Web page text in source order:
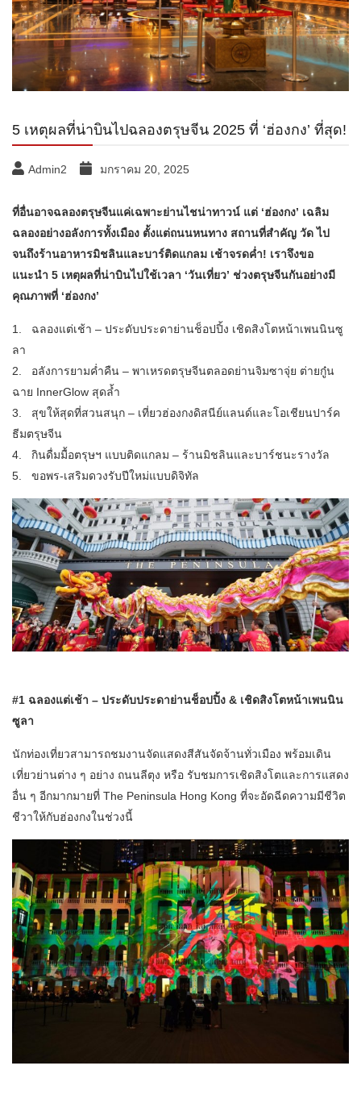
5 เหตุผลที่น่าบินไปฉลองตรุษจีน 2025 ที่ ‘ฮ่องกง’ ที่สุด!
Admin2 มกราคม 20, 2025
ที่อื่นอาจฉลองตรุษจีนแค่เฉพาะย่านไชน่าทาวน์ แต่ ‘ฮ่องกง’ เฉลิม
ฉลองอย่างอลังการทั้งเมือง ตั้งแต่ถนนหนทาง สถานที่สำคัญ วัด ไป
จนถึงร้านอาหารมิชลินและบาร์ติดแกลม เช้าจรดค่ำ! เราจึงขอ
แนะนำ 5 เหตุผลที่น่าบินไปใช้เวลา ‘วันเที่ยว’ ช่วงตรุษจีนกันอย่างมี
คุณภาพที่ ‘ฮ่องกง’
1. ฉลองแต่เช้า – ประดับประดาย่านช็อปปิ้ง เชิดสิงโตหน้าเพนนินซู
ลา
2. อลังการยามค่ำคืน – พาเหรดตรุษจีนตลอดย่านจิมซาจุ่ย ต่ายกู๋น
ฉาย InnerGlow สุดล้ำ
3. สุขให้สุดที่สวนสนุก – เที่ยวฮ่องกงดิสนีย์แลนด์และโอเชียนปาร์ค
ธีมตรุษจีน
4. กินดื่มมื้อตรุษฯ แบบติดแกลม – ร้านมิชลินและบาร์ชนะรางวัล
5. ขอพร-เสริมดวงรับปีใหม่แบบดิจิทัล
#1 ฉลองแต่เช้า – ประดับประดาย่านช็อปปิ้ง & เชิดสิงโตหน้าเพนนิน
ซูลา
นักท่องเที่ยวสามารถชมงานจัดแสดงสีสันจัดจ้านทั่วเมือง พร้อมเดิน
เที่ยวย่านต่าง ๆ อย่าง ถนนลีตุง หรือ รับชมการเชิดสิงโตและการแสดง
อื่น ๆ อีกมากมายที่ The Peninsula Hong Kong ที่จะอัดฉีดความมีชีวิต
ชีวาให้กับฮ่องกงในช่วงนี้